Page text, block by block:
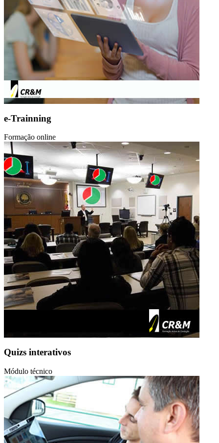
e-Trainning
Formação online
Quizs interativos
Módulo técnico